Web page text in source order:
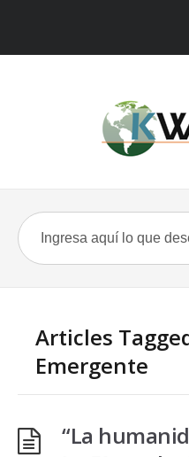
Articles
Emergente
“La